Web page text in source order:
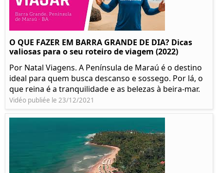
O QUE FAZER EM BARRA GRANDE DE DIA? Dicas
valiosas para o seu roteiro de viagem (2022)
Por Natal Viagens. A Península de Maraú é o destino
ideal para quem busca descanso e sossego. Por lá, o
que reina é a tranquilidade e as belezas à beira-mar.
Vidéo publiée le 23/12/2021